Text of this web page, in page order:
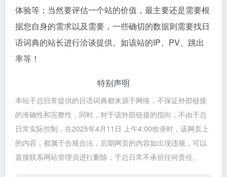
体验等；当然要评估一个站的价值，最主要还是需要根
据您自身的需求以及需要，一些确切的数据则需要找日
语词典的站长进行洽谈提供。如该站的IP、PV、跳出
率等！
特别声明
本站于总日常提供的日语词典都来源于网络，不保证外部链接
的准确性和完整性，同时，对于该外部链接的指向，不由于总
日常实际控制，在2025年4月11日 上午4:00收录时，该网页上
的内容，都属于合规合法，后期网页的内容如出现违规，可以
直接联系网站管理员进行删除，于总日常不承担任何责任。